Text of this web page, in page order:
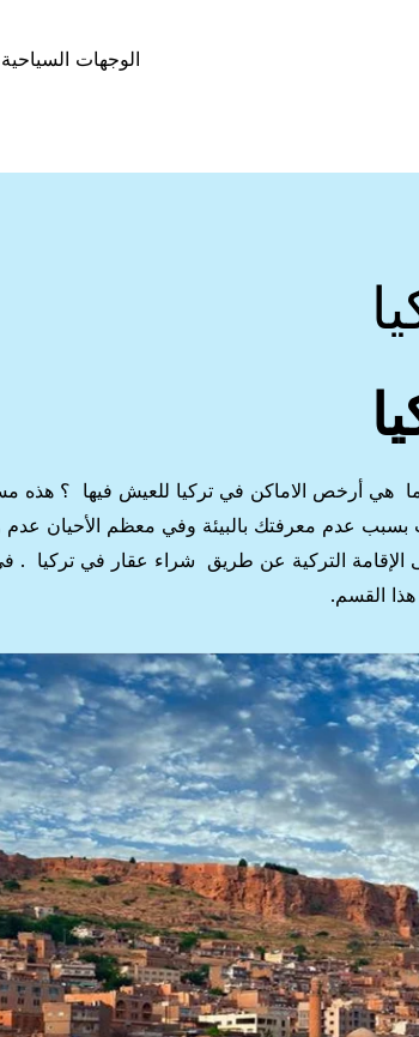
الوجهات السياحية
ما هي أرخص الاماكن في تركيا للعيش فيها ؟ هذه
بسبب عدم معرفتك بالبيئة وفي معظم الأحيان
التركية عن طريق شراء عقار في تركيا .
القسم.